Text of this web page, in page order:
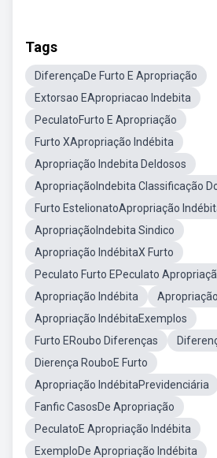
Tags
DiferençaDe Furto E Apropriação
Extorsao EApropriacao Indebita
PeculatoFurto E Apropriação
Furto XApropriação Indébita
Apropriação Indebita DeIdosos
ApropriaçãoIndebita Classificação
Furto EstelionatoApropriação
ApropriaçãoIndebita Sindico
Apropriação IndébitaX Furto
Peculato Furto EPeculato
Apropriação Indébita
Apropriação IndébitaExemplos
Furto ERoubo Diferenças
Dierença RouboE Furto
Apropriação IndébitaPrevidenciária
Fanfic CasosDe Apropriação
PeculatoE Apropriação Indébita
ExemploDe Apropriação Indébita